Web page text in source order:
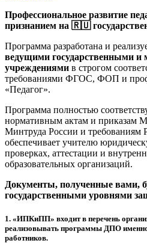
Профессиональное развитие
признанием на 🇷🇺
Программа разработана и
ведущими государственными
учреждениями в строгом
требованиями ФГОС, ФОП и
«Педагог».
Программа полностью
нормативным актам и приказам
Минтруда России и требованиям
обеспечивает учителю
проверках, аттестации и
образовательных организаций.
Документы, полученные вами,
государственными уровнями
1. «ИПКиПП» входит в перечень
реализовывать программы ДПО именно
работников.